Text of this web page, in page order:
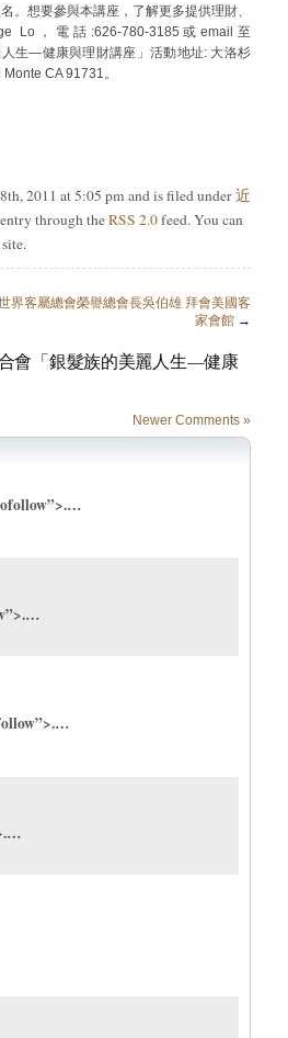
。想要參與本講座，了解更多提供理財、
Lo，電話:626-780-3185或email至
生—健康與理財講座」活動地址: 大洛杉
CA 91731。
2011 at 5:05 pm and is filed under近
through theRSS 2.0feed. You can
界客屬總會榮譽總會長吳伯雄 拜會美國客
家會館 →
合會「銀髮族的美麗人生—健康
Newer Comments »